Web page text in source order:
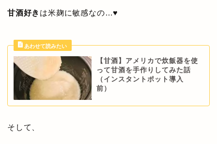
甘酒好き は米麹に敏感なの…♥
【甘酒】アメリカで炊飯器を使
って甘酒を手作りしてみた話
（インスタントポット導入
前）
そして、